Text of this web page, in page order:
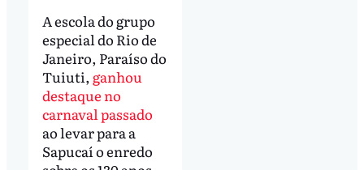
A escola do grupo
especial do Rio de
Janeiro, Paraíso do
Tuiuti, ganhou
destaque no
carnaval passado
ao levar para a
Sapucaí o enredo